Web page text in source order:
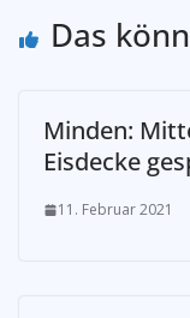
Das
Minden:
Eisdecke
11. Februar 2021